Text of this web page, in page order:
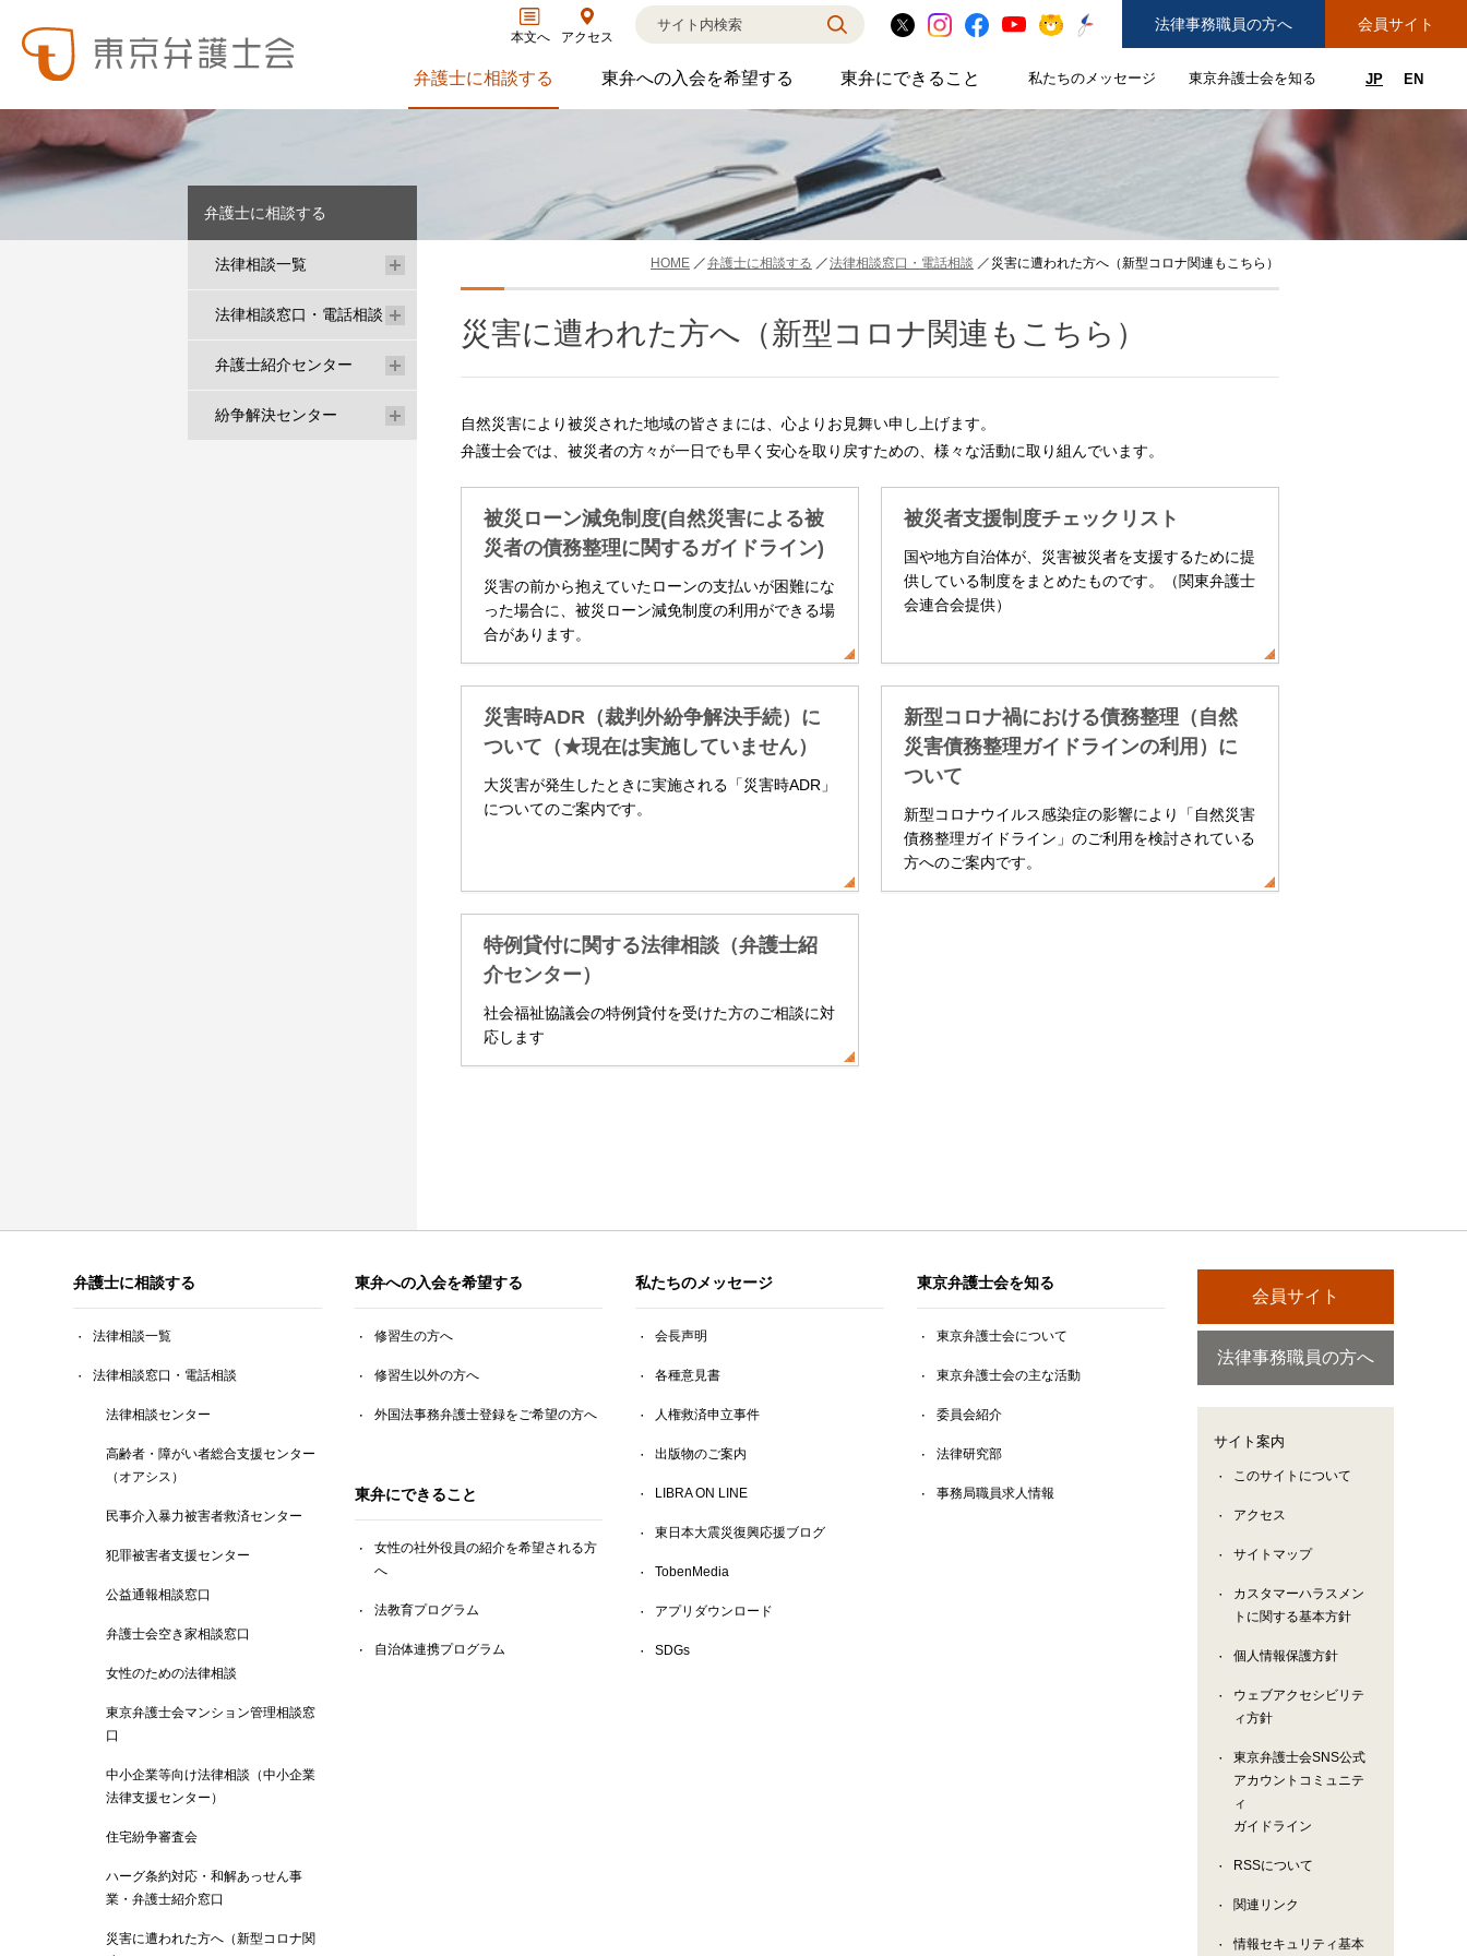
本文へ アクセス
法律事務職員の方へ 会員サイト
弁護士に相談する弁護士に相談するのサブメニューを開閉
東弁への入会を希望する東弁への入会を希望するのサブメニューを開閉
東弁にできること東弁にできることのサブメニューを開閉
私たちのメッセージ私たちのメッセージのサブメニューを開閉
東京弁護士会を知る東京弁護士会を知るのサブメニ
JP EN
HOME 弁護士に相談する 法律相談窓口・電話相談 災害に遭われた方へ（新型コロナ関連もこちら）
災害に遭われた方へ（新型コロナ関連もこちら）
自然災害により被災された地域の皆さまには、心よりお見舞い申し上げます。
弁護士会では、被災者の方々が一日でも早く安心を取り戻すための、様々な活動に取り組んでいます。
被災ローン減免制度(自然災害による被
災者の債務整理に関するガイドライン)
災害の前から抱えていたローンの支払いが困難にな
った場合に、被災ローン減免制度の利用ができる場
合があります。
被災者支援制度チェックリスト
国や地方自治体が、災害被災者を支援するために提
供している制度をまとめたものです。（関東弁護士
会連合会提供）
災害時ADR（裁判外紛争解決手続）に
ついて（★現在は実施していません）
大災害が発生したときに実施される「災害時ADR」
についてのご案内です。
新型コロナ禍における債務整理（自然
災害債務整理ガイドラインの利用）に
ついて
新型コロナウイルス感染症の影響により「自然災害
債務整理ガイドライン」のご利用を検討されている
方へのご案内です。
特例貸付に関する法律相談（弁護士紹
介センター）
社会福祉協議会の特例貸付を受けた方のご相談に対
応します
弁護士に相談する
法律相談一覧
法律相談窓口・電話相談
弁護士紹介センター
紛争解決センター
弁護士に相談する
法律相談一覧
法律相談窓口・電話相談
法律相談センター
高齢者・障がい者総合支援センター
（オアシス）
民事介入暴力被害者救済センター
犯罪被害者支援センター
公益通報相談窓口
弁護士会空き家相談窓口
女性のための法律相談
東京弁護士会マンション管理相談窓
口
中小企業等向け法律相談（中小企業
法律支援センター）
住宅紛争審査会
ハーグ条約対応・和解あっせん事
業・弁護士紹介窓口
災害に遭われた方へ（新型コロナ関
東弁への入会を希望する
修習生の方へ
修習生以外の方へ
外国法事務弁護士登録をご希望の方へ
東弁にできること
女性の社外役員の紹介を希望される方
へ
法教育プログラム
自治体連携プログラム
私たちのメッセージ
会長声明
各種意見書
人権救済申立事件
出版物のご案内
LIBRA ON LINE
東日本大震災復興応援ブログ
TobenMedia
アプリダウンロード
SDGs
東京弁護士会を知る
東京弁護士会について
東京弁護士会の主な活動
委員会紹介
法律研究部
事務局職員求人情報
会員サイト
法律事務職員の方へ
サイト案内
このサイトについて
アクセス
サイトマップ
カスタマーハラスメン
トに関する基本方針
個人情報保護方針
ウェブアクセシビリテ
ィ方針
東京弁護士会SNS公式
アカウントコミュニテ
ィ
ガイドライン
RSSについて
関連リンク
情報セキュリティ基本